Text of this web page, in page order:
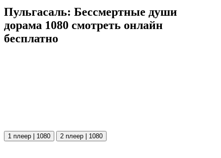
Пульгасаль: Бессмертные души
дорама 1080 смотреть онлайн
бесплатно
1 плеер | 1080 2 плеер | 1080